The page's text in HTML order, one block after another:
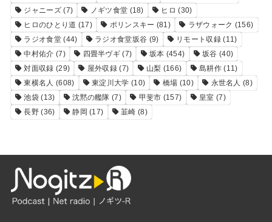
ジャニーズ(7) ノギツ食堂 (18) ヒロ (30)
ヒロのひとり道 (17) ポリンスキー (81) ラザウォーク (156)
ラジオ食堂(44) ラジオ食堂坂谷 (9) リモート収録(11)
中村佑介 (7) 四畳半ヴギ (7) 坂本 (454) 坂谷 (40)
対面収録 (29) 屋外収録 (7) 山梨 (166) 島耕作(11)
東横名人 (608) 東淀川大学 (10) 橋場 (10) 永世名人 (8)
池袋 (13) 沈黙の艦隊 (7) 甲斐市 (157) 皇室 (7)
長野 (36) 静岡 (17) 韮崎 (8)